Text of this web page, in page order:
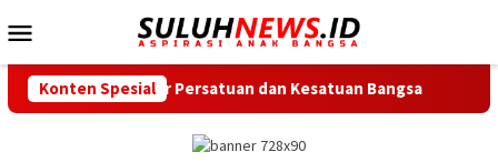
ke
Mobile
Konten Spesial
Pilar Persatuan dan Kesatuan Bangsa Jalan Sehat